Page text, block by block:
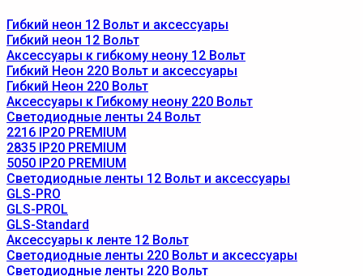
Гибкий неон 12 Вольт и аксессуары
Гибкий неон 12 Вольт
Аксессуары к гибкому неону 12 Вольт
Гибкий Неон 220 Вольт и аксессуары
Гибкий Неон 220 Вольт
Аксессуары к Гибкому неону 220 Вольт
Светодиодные ленты 24 Вольт
2216 IP20 PREMIUM
2835 IP20 PREMIUM
5050 IP20 PREMIUM
Светодиодные ленты 12 Вольт и аксессуары
GLS-PRO
GLS-PROL
GLS-Standard
Аксессуары к ленте 12 Вольт
Светодиодные ленты 220 Вольт и аксессуары
Светодиодные ленты 220 Вольт